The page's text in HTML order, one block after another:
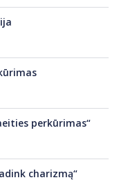
perkūrimas“
charizmą“